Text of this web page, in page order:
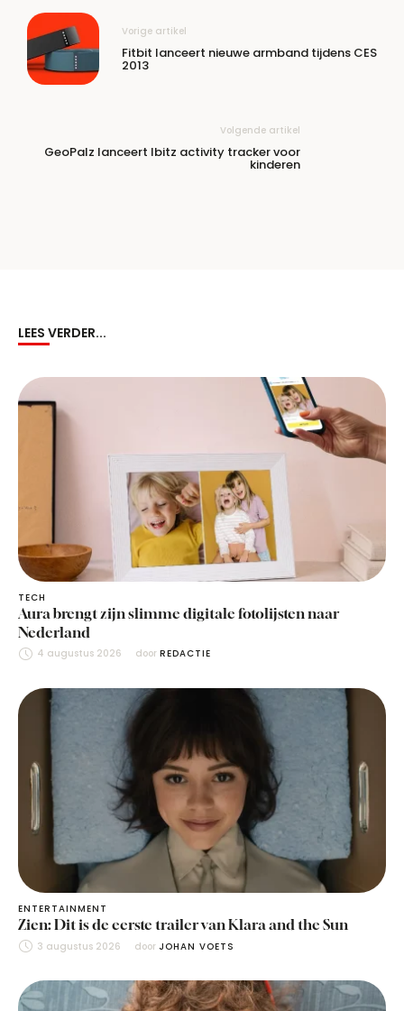
Vorige artikel
Fitbit lanceert nieuwe armband tijdens CES
2013
Volgende artikel
GeoPalz lanceert Ibitz activity tracker voor
kinderen
LEES VERDER...
TECH
Aura brengt zijn slimme digitale fotolijsten naar
Nederland
4 augustus 2026 door REDACTIE
ENTERTAINMENT
Zien: Dit is de eerste trailer van Klara and the Sun
3 augustus 2026 door JOHAN VOETS